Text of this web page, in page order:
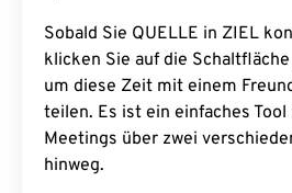
Sobald Sie QUELLE in ZIEL
klicken Sie auf die
um diese Zeit mit einem
teilen. Es ist ein einfaches Tool
Meetings über zwei
hinweg.